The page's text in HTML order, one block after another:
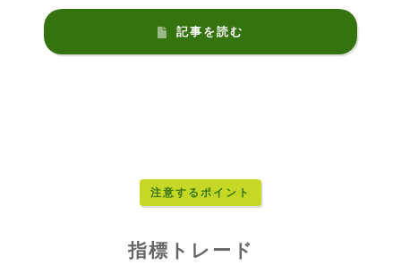
記事を読む
注意するポイント
指標トレード